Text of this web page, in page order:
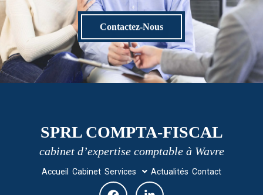
Contactez-Nous
SPRL COMPTA-FISCAL
cabinet d’expertise comptable à Wavre
Accueil Cabinet Services Actualités Contact